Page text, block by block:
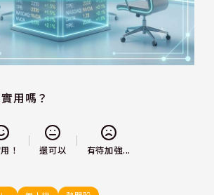
用嗎？
！ 還可以 有待加強...